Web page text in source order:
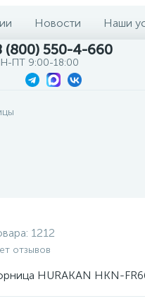
Новости Наши
(800) 550-4-660
ПТ 9:00-18:00
1212
отзывов
HURAKAN HKN-